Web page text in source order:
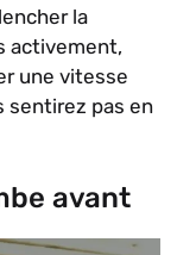
la
activement,
une vitesse
sentirez pas en
avant